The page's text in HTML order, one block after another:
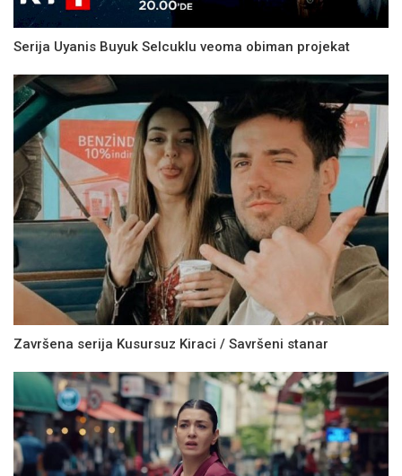
Serija Uyanis Buyuk Selcuklu veoma obiman projekat
Završena serija Kusursuz Kiraci / Savršeni stanar